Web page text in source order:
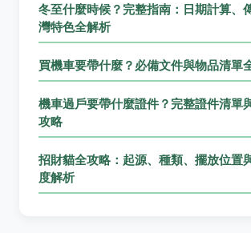
冬至什麼時候？完整指南：日期計算、
灣特色全解析
買機車要帶什麼？必備文件與物品清單
機車過戶要帶什麼證件？完整證件清單
攻略
招財貓全攻略：起源、種類、擺放位置
度解析